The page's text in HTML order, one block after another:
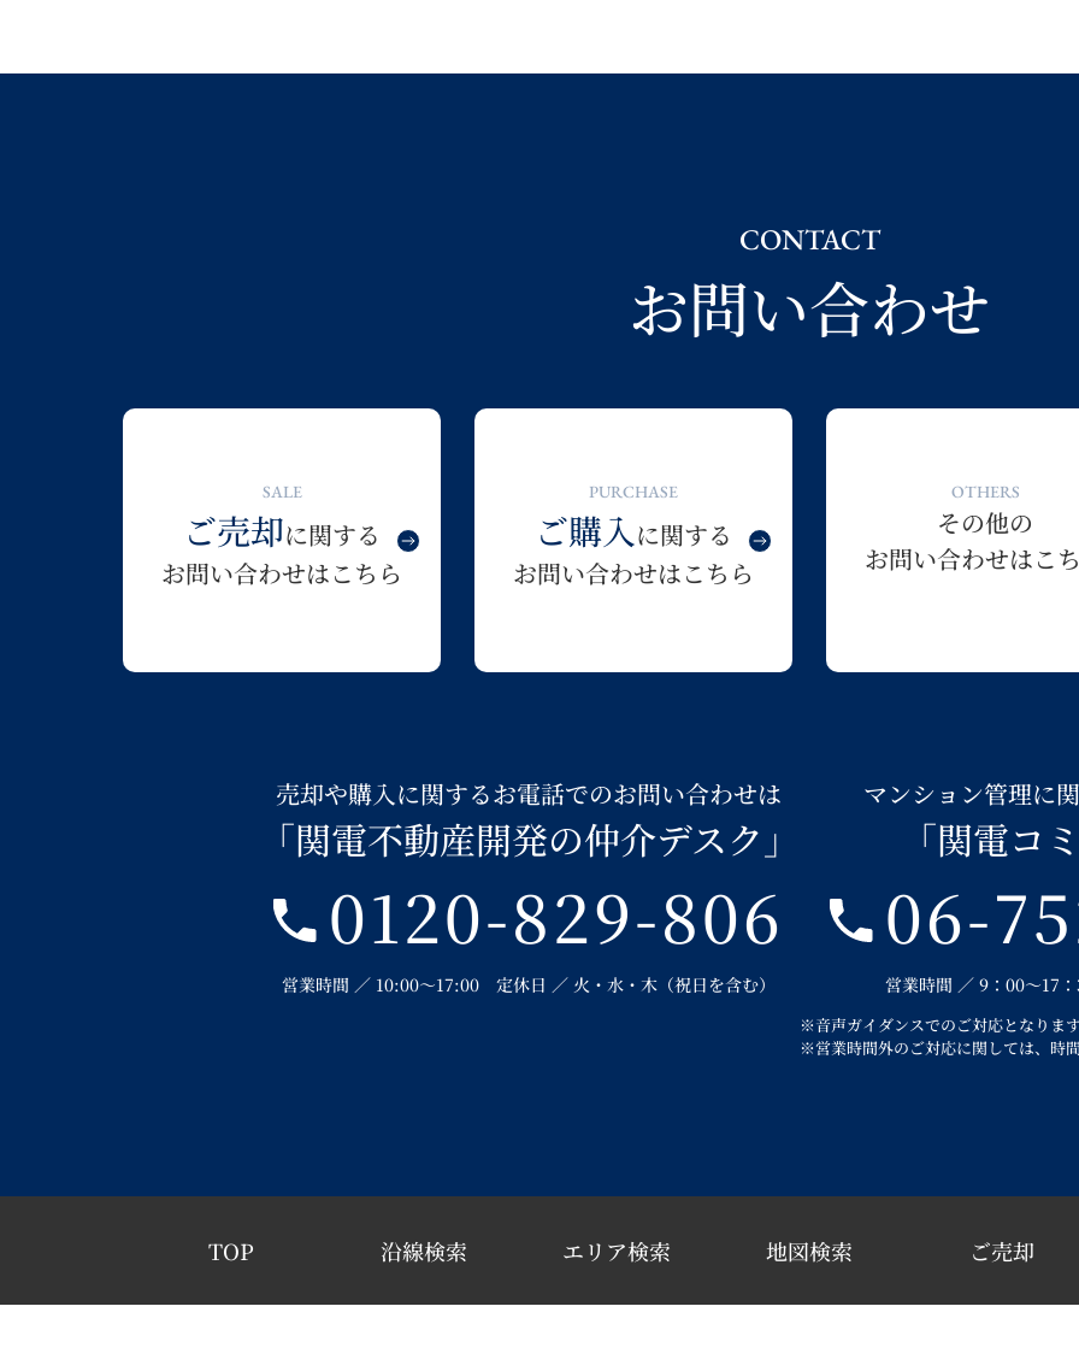
CONTACT
お問い合わせ
SALE
ご売却に関する
お問い合わせはこちら
PURCHASE
ご購入に関する
お問い合わせはこちら
OTHERS
その他の
お問い合わせはこ
売却や購入に関するお電話でのお問い合わせは
「関電不動産開発の仲介デスク」
0120-829-806
営業時間 ／ 10:00～17:00 定休日 ／ 火・水・木（祝日を含む）
マンション管理に
「関電コ
06-
営業時間 ／ 9：00～17
※音声ガイダンスでのご対応となりま
※営業時間外のご対応に関しては、時
TOP 沿線検索 エリア検索 地図検索 ご売却